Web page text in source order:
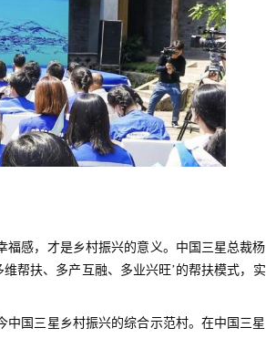
福感，才是乡村振兴的意义。中国三星总裁杨
帮扶、多产互融、多业兴旺’的帮扶模式，实
中国三星乡村振兴的综合示范村。在中国三星